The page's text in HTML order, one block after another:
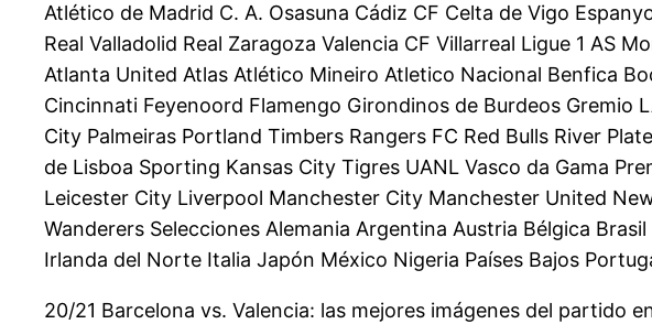
Atlético de Madrid C. A. Osasuna Cádiz CF Celta de Vigo
Real Valladolid Real Zaragoza Valencia CF Villarreal Ligue 1 AS
Atlanta United Atlas Atlético Mineiro Atletico Nacional Benfica
Cincinnati Feyenoord Flamengo Girondinos de Burdeos Gremio
City Palmeiras Portland Timbers Rangers FC Red Bulls River
de Lisboa Sporting Kansas City Tigres UANL Vasco da Gama
Leicester City Liverpool Manchester City Manchester United
Wanderers Selecciones Alemania Argentina Austria Bélgica
Irlanda del Norte Italia Japón México Nigeria Países Bajos
20/21 Barcelona vs. Valencia: las mejores imágenes del partido